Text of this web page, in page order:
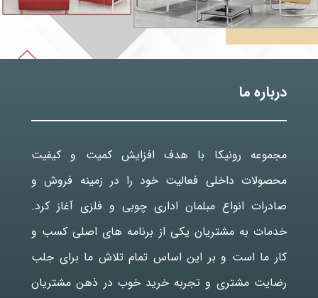
درباره ما
مجموعه رونیکا با هدف افزایش کمیت و کیفیت
محصولات داخلی فعالیت خود را در زمینه فروش و
صادرات انواع مبلمان اداری چوبی و فلزی آغاز کرد.
خدمات به مشتریان یکی از برنامه های اصلی کسب و
کار ما است و بر این اساس تمام تلاش ما برای جلب
رضایت مشتری و تجربه خرید خوب در ذهن مشتریان